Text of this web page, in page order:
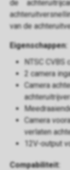
de
van de
Eigenschappen:
NTSC CVBS
2 camera
Camera
Camera
verlaten
12V-output
Compabiliteit: